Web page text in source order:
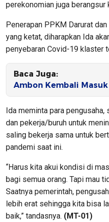
perekonomian juga berangsur
Penerapan PPKM Darurat
yang ketat, diharapkan Ida
penyebaran Covid-19 klaster
Baca Juga:
Ambon Kembali
Ida meminta para
dan pekerja/buruh untuk
saling bekerja sama untuk
pandemi saat ini.
“Harus kita akui kondisi di
bagi semua orang. Tapi mau
Saatnya pemerintah,
lebih erat sehingga kita bisa
baik,” tandasnya. (MT-01)